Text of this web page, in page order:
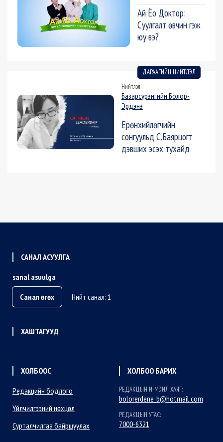
Ай Ёо Доктор:
Суулгалт өвчин гэж
юу вэ?
ДАРААГИЙН НИЙТЛЭЛ
Нийтлэл
Базарсүрэнгийн Болор-
Эрдэнэ
Ерөнхийлөгчийн
сонгуульд С.Баярцогт
дэвших эсэх тухайд
САНАЛ АСУУЛГА
sanal asuulga
Санал өгөх
Нийт санал: 1
ХАШТАГУУД
ХОЛБООС
Редакцийн бодлого
Үйлчилгээний нөхцөл
Сурталчилгаа байршуулах
ХОЛБОО БАРИХ
РЕДАКЦЫН И-МЭИЛ ХАЯГ:
bolorerdene_b@hotmail.com
РЕДАКЦЫН УТАС:
7000-6321